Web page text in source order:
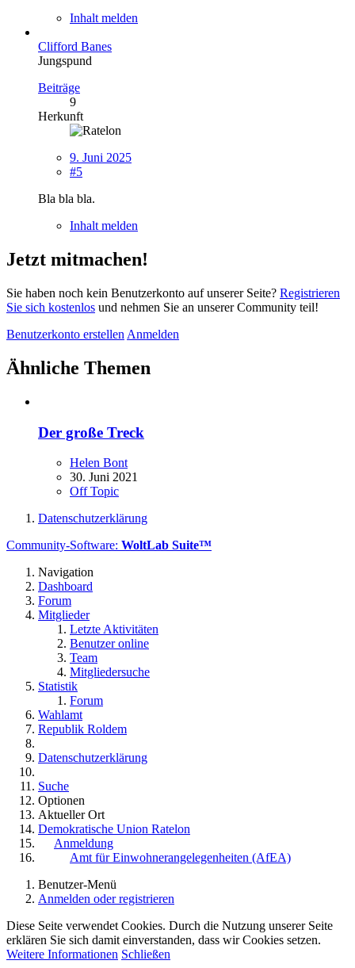
Inhalt melden
Clifford Banes
Jungspund
Beiträge
9
Herkunft
9. Juni 2025
#5
Bla bla bla.
Inhalt melden
Jetzt mitmachen!
Sie haben noch kein Benutzerkonto auf unserer Seite? Registrieren
Sie sich kostenlos und nehmen Sie an unserer Community teil!
Benutzerkonto erstellen Anmelden
Ähnliche Themen
Der große Treck
Helen Bont
30. Juni 2021
Off Topic
Datenschutzerklärung
Community-Software: WoltLab Suite™
Navigation
Dashboard
Forum
Mitglieder
Letzte Aktivitäten
Benutzer online
Team
Mitgliedersuche
Statistik
Forum
Wahlamt
Republik Roldem
Datenschutzerklärung
Suche
Optionen
Aktueller Ort
Demokratische Union Ratelon
Anmeldung
Amt für Einwohnerangelegenheiten (AfEA)
Benutzer-Menü
Anmelden oder registrieren
Diese Seite verwendet Cookies. Durch die Nutzung unserer Seite
erklären Sie sich damit einverstanden, dass wir Cookies setzen.
Weitere Informationen Schließen